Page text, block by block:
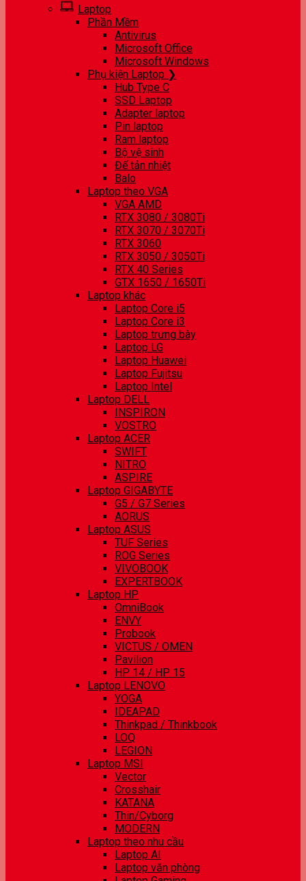
Laptop
Phần Mềm
Antivirus
Microsoft Office
Microsoft Windows
Phụ kiện Laptop ❯
Hub Type C
SSD Laptop
Adapter laptop
Pin laptop
Ram laptop
Bộ vệ sinh
Đế tản nhiệt
Balo
Laptop theo VGA
VGA AMD
RTX 3080 / 3080Ti
RTX 3070 / 3070Ti
RTX 3060
RTX 3050 / 3050Ti
RTX 40 Series
GTX 1650 / 1650Ti
Laptop khác
Laptop Core i5
Laptop Core i3
Laptop trưng bày
Laptop LG
Laptop Huawei
Laptop Fujitsu
Laptop Intel
Laptop DELL
INSPIRON
VOSTRO
Laptop ACER
SWIFT
NITRO
ASPIRE
Laptop GIGABYTE
G5 / G7 Series
AORUS
Laptop ASUS
TUF Series
ROG Series
VIVOBOOK
EXPERTBOOK
Laptop HP
OmniBook
ENVY
Probook
VICTUS / OMEN
Pavilion
HP 14 / HP 15
Laptop LENOVO
YOGA
IDEAPAD
Thinkpad / Thinkbook
LOQ
LEGION
Laptop MSI
Vector
Crosshair
KATANA
Thin/Cyborg
MODERN
Laptop theo nhu cầu
Laptop AI
Laptop văn phòng